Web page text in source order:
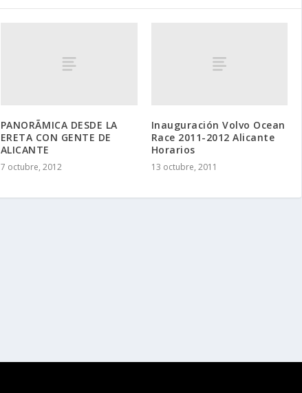
PANORÃMICA DESDE LA
ERETA CON GENTE DE
ALICANTE
7 octubre, 2012
Inauguración Volvo Ocean
Race 2011-2012 Alicante
Horarios
13 octubre, 2011